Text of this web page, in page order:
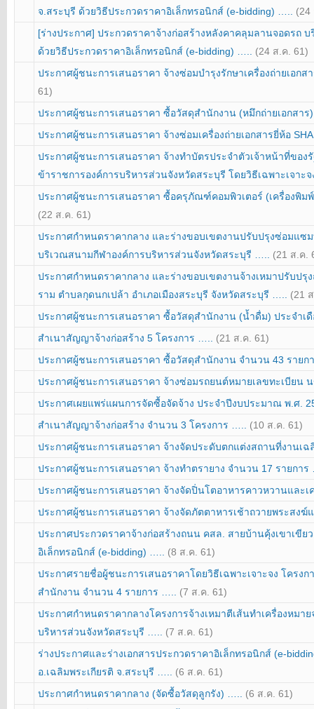
จ.สระบุรี ด้วยวิธีประกวดราคาอิเล็กทรอนิกส์ (e-bidding) ….. (24
[ร่างประกาศ] ประกวดราคาจ้างก่อสร้างหลังคาคลุมลานจอดรถ
ด้วยวิธีประกวดราคาอิเล็กทรอนิกส์ (e-bidding) ….. (24 ส.ค. 61)
ประกาศผู้ชนะการเสนอราคา จ้างซ่อมบำรุงรักษาเครื่องถ่ายเอก
61)
ประกาศผู้ชนะการเสนอราคา ซื้อวัสดุสำนักงาน (หมึกถ่ายเอกสา
ประกาศผู้ชนะการเสนอราคา จ้างซ่อมเครื่องถ่ายเอกสารยี่ห้อ
ประกาศผู้ชนะการเสนอราคา จ้างทำบัตรประจำตัวเจ้าหน้าที่ขอ
ข้าราชการองค์การบริหารส่วนจังหวัดสระบุรี โดยวิธีเฉพาะเจาะ
ประกาศผู้ชนะการเสนอราคา ซื้อครุภัณฑ์คอมพิวเตอร์ (เครื่องพิ
(22 ส.ค. 61)
ประกาศกำหนดราคากลาง และร่างขอบเขตงานปรับปรุงซ่อมแ
บริเวณสนามกีฬาองค์การบริหารส่วนจังหวัดสระบุรี ….. (21 ส.ค.
ประกาศกำหนดราคากลาง และร่างขอบเขตงานจ้างเหมาปรับ
ราม ตำบลกุดนกเปล้า อำเภอเมืองสระบุรี จังหวัดสระบุรี ….. (21
ประกาศผู้ชนะการเสนอราคา ซื้อวัสดุสำนักงาน (น้ำดื่ม) ประจำเ
สำเนาสัญญาจ้างก่อสร้าง 5 โครงการ ….. (21 ส.ค. 61)
ประกาศผู้ชนะการเสนอราคา ซื้อวัสดุสำนักงาน จำนวน 43 รายก
ประกาศผู้ชนะการเสนอราคา จ้างซ่อมรถยนต์หมายเลขทะเบียน
ประกาศเผยแพร่แผนการจัดซื้อจัดจ้าง ประจำปีงบประมาณ พ.ศ.
สำเนาสัญญาจ้างก่อสร้าง จำนวน 3 โครงการ ….. (10 ส.ค. 61)
ประกาศผู้ชนะการเสนอราคา จ้างจัดประดับตกแต่งสถานที่งานเ
ประกาศผู้ชนะการเสนอราคา จ้างทำตรายาง จำนวน 17 รายกา
ประกาศผู้ชนะการเสนอราคา จ้างจัดปิ่นโตอาหารคาวหวานและ
ประกาศผู้ชนะการเสนอราคา จ้างจัดภัตตาหารเช้าถวายพระส
ประกาศประกวดราคาจ้างก่อสร้างถนน คสล. สายบ้านคุ้งเขาเขี
อิเล็กทรอนิกส์ (e-bidding) ….. (8 ส.ค. 61)
ประกาศรายชื่อผู้ชนะการเสนอราคาโดยวิธีเฉพาะเจาะจง โคร
สำนักงาน จำนวน 4 รายการ ….. (7 ส.ค. 61)
ประกาศกำหนดราคากลางโครงการจ้างเหมาตีเส้นทำเครื่องห
บริหารส่วนจังหวัดสระบุรี ….. (7 ส.ค. 61)
ร่างประกาศและร่างเอกสารประกวดราคาอิเล็กทรอนิกส์ (e-
อ.เฉลิมพระเกียรติ จ.สระบุรี ….. (6 ส.ค. 61)
ประกาศกำหนดราคากลาง (จัดซื้อวัสดุลูกรัง) ….. (6 ส.ค. 61)